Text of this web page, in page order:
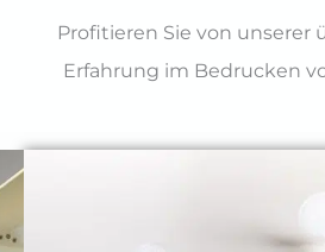
Profitieren Sie von unserer
Erfahrung im Bedrucken